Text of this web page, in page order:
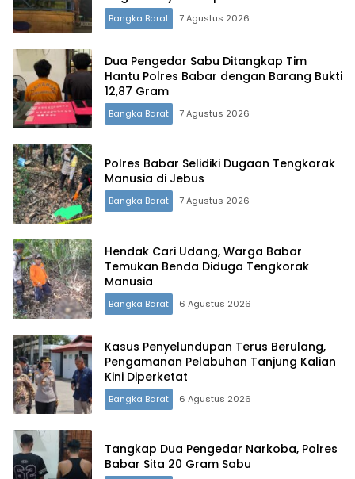
Bangka Barat 7 Agustus 2026
Dua Pengedar Sabu Ditangkap Tim
Hantu Polres Babar dengan Barang Bukti
12,87 Gram
Bangka Barat 7 Agustus 2026
Polres Babar Selidiki Dugaan Tengkorak
Manusia di Jebus
Bangka Barat 7 Agustus 2026
Hendak Cari Udang, Warga Babar
Temukan Benda Diduga Tengkorak
Manusia
Bangka Barat 6 Agustus 2026
Kasus Penyelundupan Terus Berulang,
Pengamanan Pelabuhan Tanjung Kalian
Kini Diperketat
Bangka Barat 6 Agustus 2026
Tangkap Dua Pengedar Narkoba, Polres
Babar Sita 20 Gram Sabu